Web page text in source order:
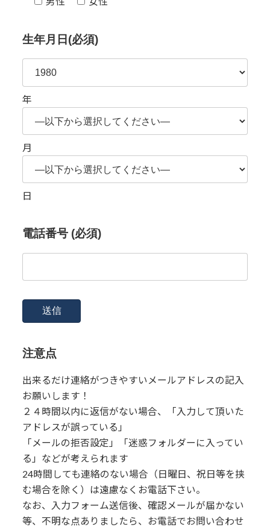
生年月日(必須)
年
月
日
電話番号 (必須)
注意点
出来るだけ連絡がつきやすいメールアドレスの記入
お願いします！
２４時間以内に返信がない場合、「入力して頂いた
アドレスが誤っている」
「メールの拒否設定」「迷惑フォルダーに入ってい
る」などが考えられます
24時間しても連絡のない場合（日曜日、祝日等を挟
む場合を除く）は遠慮なくお電話下さい。
なお、入力フォーム送信後、確認メールが届かない
等、不明な点ありましたら、お電話でお問い合わせ